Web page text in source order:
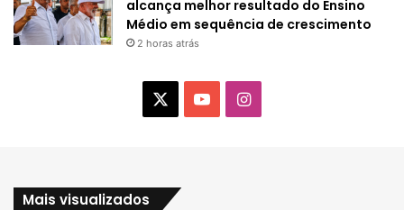
alcança melhor resultado do Ensino
Médio em sequência de crescimento
2 horas atrás
I
Mais visualizados